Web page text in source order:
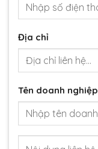
Địa chỉ
Tên doanh nghiệp